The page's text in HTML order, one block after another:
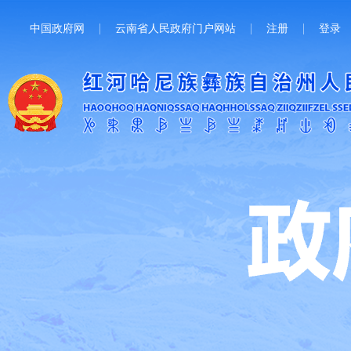
中国政府网 云南省人民政府门户网站 注册 登录